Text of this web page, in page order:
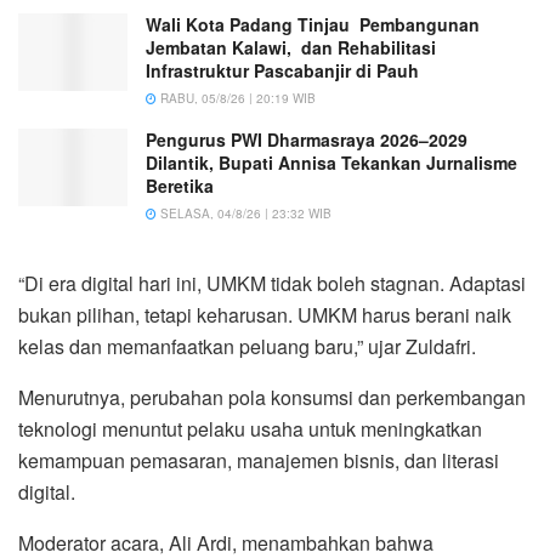
Wali Kota Padang Tinjau Pembangunan
Jembatan Kalawi, dan Rehabilitasi
Infrastruktur Pascabanjir di Pauh
RABU, 05/8/26 | 20:19 WIB
Pengurus PWI Dharmasraya 2026–2029
Dilantik, Bupati Annisa Tekankan Jurnalisme
Beretika
SELASA, 04/8/26 | 23:32 WIB
“Di era digital hari ini, UMKM tidak boleh stagnan. Adaptasi
bukan pilihan, tetapi keharusan. UMKM harus berani naik
kelas dan memanfaatkan peluang baru,” ujar Zuldafri.
Menurutnya, perubahan pola konsumsi dan perkembangan
teknologi menuntut pelaku usaha untuk meningkatkan
kemampuan pemasaran, manajemen bisnis, dan literasi
digital.
Moderator acara, Ali Ardi, menambahkan bahwa